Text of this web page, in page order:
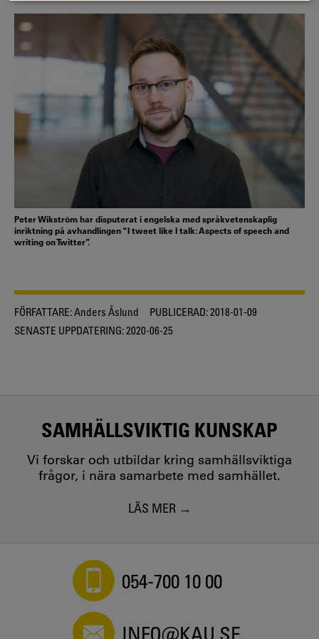
Peter Wikström har disputerat i engelska med språkvetenskaplig
inriktning på avhandlingen “I tweet like I talk: Aspects of speech and
writing on Twitter”.
FÖRFATTARE:Anders Åslund PUBLICERAD:2018-01-09
SENASTE UPPDATERING:2020-06-25
SAMHÄLLSVIKTIG KUNSKAP
Vi forskar och utbildar kring samhällsviktiga
frågor, i nära samarbete med samhället.
LÄS MER
054-700 10 00
INFO@KAU.SE